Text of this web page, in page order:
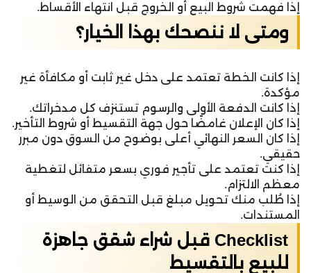
إذا فهمت شروط البيع أو الخروج قبل انتهاء الأقساط.
ومتى لا ننصحك بهذا الخيار؟
إذا كانت الخطة تعتمد على دخل غير ثابت أو مكافأة غير
مؤكدة.
إذا كانت الدفعة الأولى والرسوم تستنزف كل مدخراتك.
إذا كان الإعلان غامضًا حول جهة التقسيط أو شروط التأخير.
إذا كان السعر النهائي أعلى بوضوح من السوق دون مبرر
حقيقي.
إذا كنت تعتمد على تأجير فوري بسعر متفائل لتغطية
معظم الالتزام.
إذا طُلب منك تحويل مبلغ قبل التحقق من الوسيط أو
المستندات.
Checklist قبل شراء شقق جاهزة
للبيع بالتقسيط